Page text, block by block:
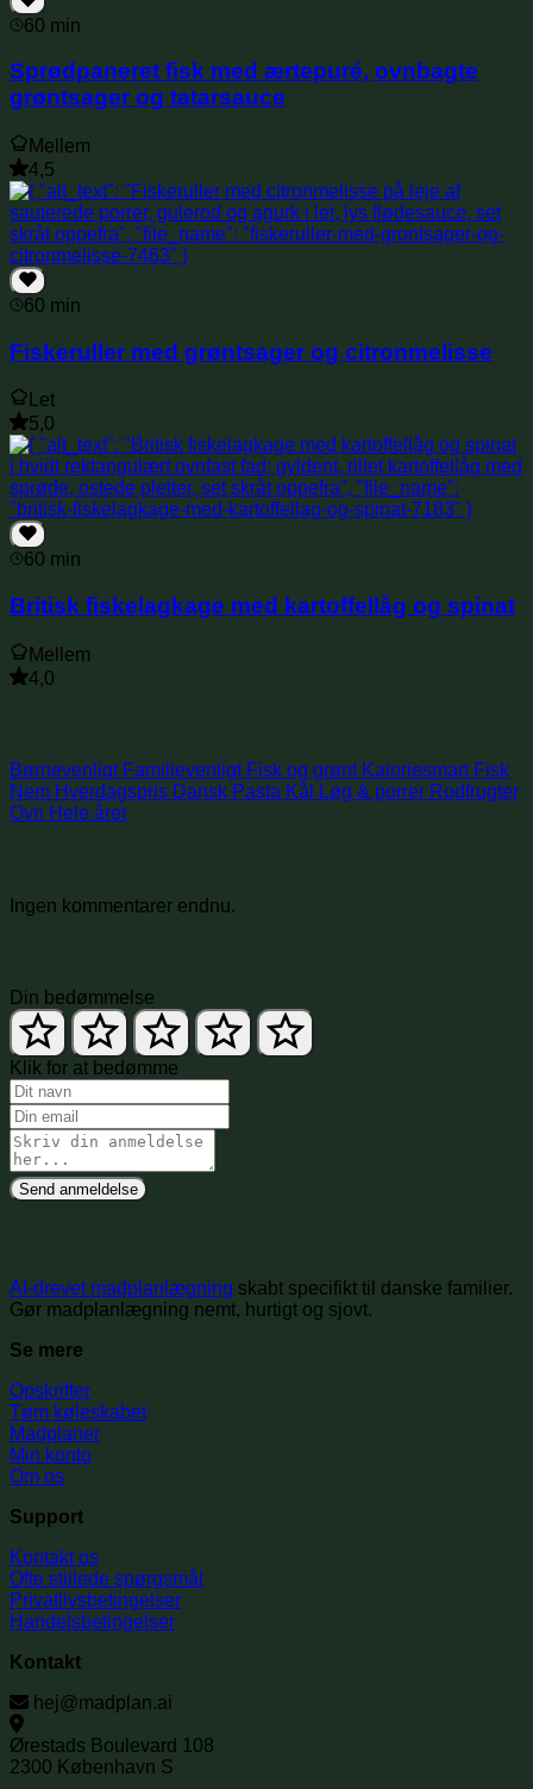
60 min
Sprødpaneret fisk med ærtepuré, ovnbagte
grøntsager og tatarsauce
Mellem
4,5
60 min
Fiskeruller med grøntsager og citronmelisse
Let
5,0
60 min
Britisk fiskelagkage med kartoffellåg og spinat
Mellem
4,0
Børnevenligt Familievenligt Fisk og grønt Kaloriesmart Fisk
Nem Hverdagspris Dansk Pasta Kål Løg & porrer Rodfrugter
Ovn Hele året
Ingen kommentarer endnu.
Din bedømmelse
Klik for at bedømme
Send anmeldelse
AI-drevet madplanlægning skabt specifikt til danske familier.
Gør madplanlægning nemt, hurtigt og sjovt.
Se mere
Opskrifter
Tøm køleskabet
Madplaner
Min konto
Om os
Support
Kontakt os
Ofte stillede spørgsmål
Privatlivsbetingelser
Handelsbetingelser
Kontakt
hej@madplan.ai
Ørestads Boulevard 108
2300 København S